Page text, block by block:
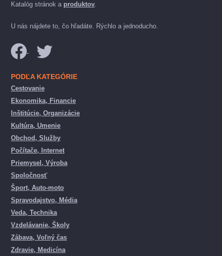
Katalóg stránok a produktov.
U nás nájdete to, čo hľadáte. Rýchlo a jednoducho.
PODĽA KATEGÓRIE
Cestovanie
Ekonomika, Financie
Inštitúcie, Organizácie
Kultúra, Umenie
Obchod, Služby
Počítače, Internet
Priemysel, Výroba
Spoločnosť
Šport, Auto-moto
Spravodajstvo, Média
Veda, Technika
Vzdelávanie, Školy
Zábava, Voľný čas
Zdravie, Medicína